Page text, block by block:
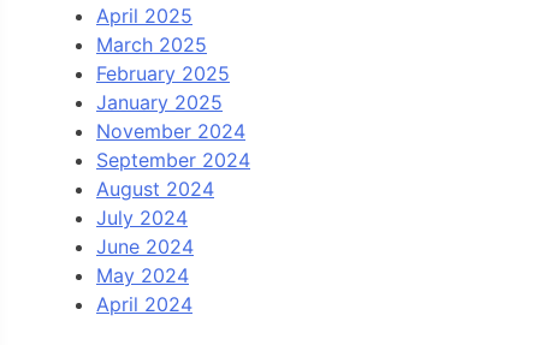
April 2025
March 2025
February 2025
January 2025
November 2024
September 2024
August 2024
July 2024
June 2024
May 2024
April 2024